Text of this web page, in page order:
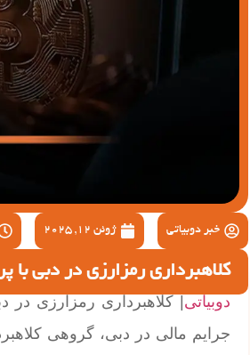
خبر دوبیاتی ژوئن 12, 2025
کلاهبرداری رمزارزی در دبی با پرداخت
دوبیاتی
جرایم مالی در دبی، گروهی